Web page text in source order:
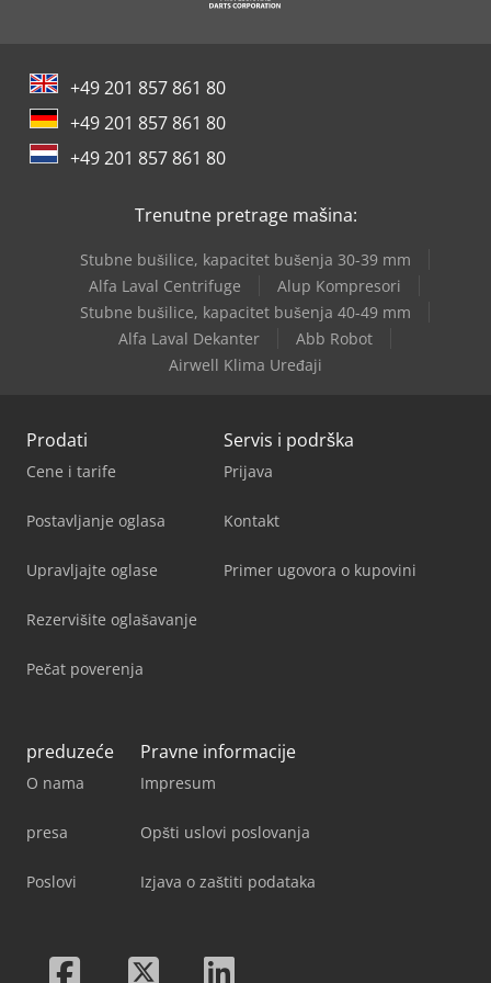
Weinbrenner Tsv 16/4100
Weinbrenner Tsv 6/3050
+49 201 857 861 80
+49 201 857 861 80
+49 201 857 861 80
Trenutne pretrage mašina:
Stubne bušilice, kapacitet bušenja 30-39 mm
Alfa Laval Centrifuge
Alup Kompresori
Stubne bušilice, kapacitet bušenja 40-49 mm
Alfa Laval Dekanter
Abb Robot
Airwell Klima Uređaji
Prodati
Cene i tarife
Postavljanje oglasa
Upravljajte oglase
Rezervišite oglašavanje
Pečat poverenja
Servis i podrška
Prijava
Kontakt
Primer ugovora o kupovini
preduzeće
O nama
presa
Poslovi
Pravne informacije
Impresum
Opšti uslovi poslovanja
Izjava o zaštiti podataka